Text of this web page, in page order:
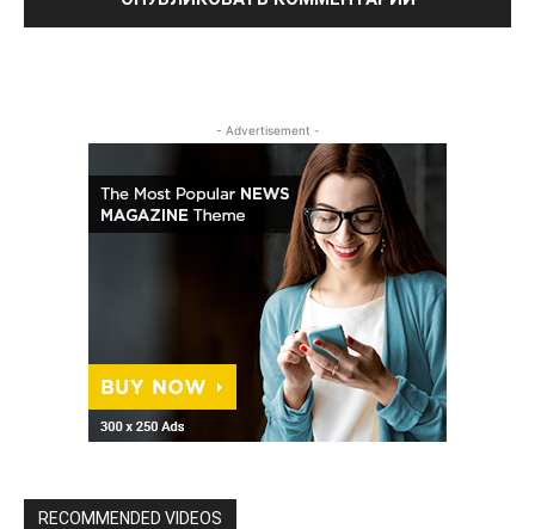
- Advertisement -
RECOMMENDED VIDEOS